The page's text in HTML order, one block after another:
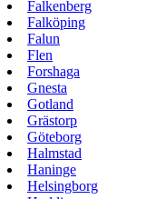
Falkenberg
Falköping
Falun
Flen
Forshaga
Gnesta
Gotland
Grästorp
Göteborg
Halmstad
Haninge
Helsingborg